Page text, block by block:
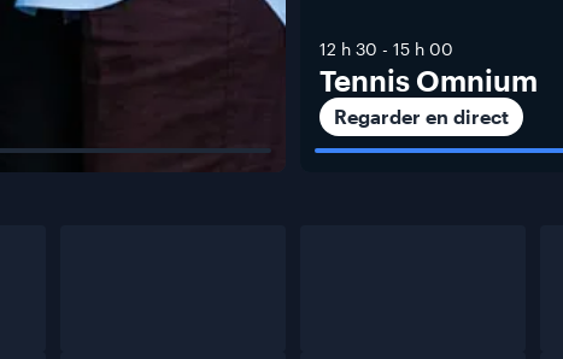
12 h 30 - 15 h 00
Tennis Omnium
Regarder en direct